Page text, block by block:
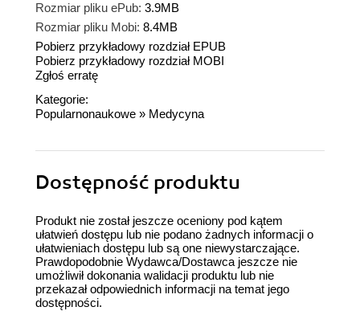
Rozmiar pliku ePub: 3.9MB
Rozmiar pliku Mobi: 8.4MB
Pobierz przykładowy rozdział EPUB
Pobierz przykładowy rozdział MOBI
Zgłoś erratę
Kategorie:
Popularnonaukowe » Medycyna
Dostępność produktu
Produkt nie został jeszcze oceniony pod kątem
ułatwień dostępu lub nie podano żadnych informacji o
ułatwieniach dostępu lub są one niewystarczające.
Prawdopodobnie Wydawca/Dostawca jeszcze nie
umożliwił dokonania walidacji produktu lub nie
przekazał odpowiednich informacji na temat jego
dostępności.